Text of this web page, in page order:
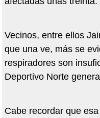
Vecinos, entre ellos
que una ve, más se
respiradores son
Deportivo Norte
Cabe recordar que